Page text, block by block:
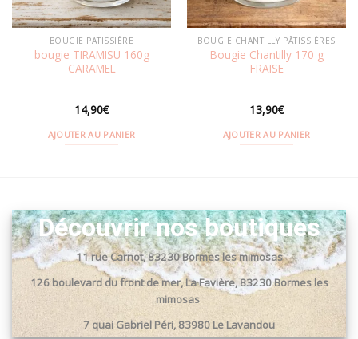
BOUGIE PATISSIÈRE
bougie TIRAMISU 160g
CARAMEL
14,90€
AJOUTER AU PANIER
BOUGIE CHANTILLY PÂTISSIÈRES
Bougie Chantilly 170 g
FRAISE
13,90€
AJOUTER AU PANIER
Découvrir nos boutiques
11 rue Carnot, 83230 Bormes les mimosas
126 boulevard du front de mer, La Favière, 83230 Bormes les
mimosas
7 quai Gabriel Péri, 83980 Le Lavandou